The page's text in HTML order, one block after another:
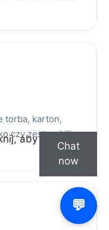
torba, karton,
czy zestaw kilku
aby
Chat
now